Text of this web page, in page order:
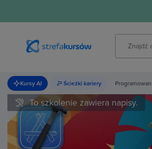
Kursy AI Ścieżki kariery
To szkolenie zawiera napisy.